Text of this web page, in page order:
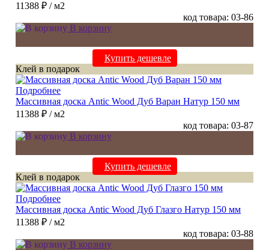
11388 ₽ / м2
код товара: 03-86
В корзину
Купить дешевле
Клей в подарок
Подробнее
Массивная доска Antic Wood Дуб Варан Натур 150 мм
11388 ₽ / м2
код товара: 03-87
В корзину
Купить дешевле
Клей в подарок
Подробнее
Массивная доска Antic Wood Дуб Глазго Натур 150 мм
11388 ₽ / м2
код товара: 03-88
В корзину